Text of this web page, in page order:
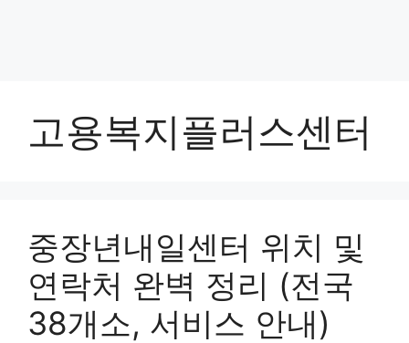
고용복지플러스센터
중장년내일센터 위치 및
연락처 완벽 정리 (전국
38개소, 서비스 안내)